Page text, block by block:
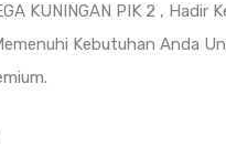
KUNINGAN PIK 2 ,
Kebutuhan Anda